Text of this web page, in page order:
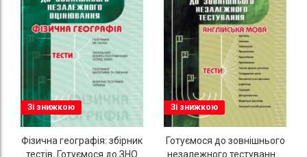
Зі знижкою
Фізична географія: збірник
тестів. Готуємося до ЗНО
Зі знижкою
Готуємося до зовнішнього
незалежного тестування: